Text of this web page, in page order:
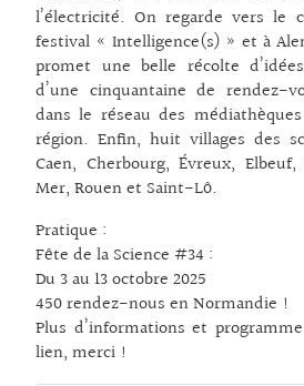
l’électricité. On regarde vers le
festival « Intelligence(s) » et à
promet une belle récolte
d’une cinquantaine de rendez-
dans le réseau des
région. Enfin, huit villages des
Caen, Cherbourg, Évreux,
Mer, Rouen et Saint-Lô.
Pratique :
Fête de la Science #34 :
Du 3 au 13 octobre 2025
450 rendez-nous en Normandie !
Plus d’informations et
lien, merci !